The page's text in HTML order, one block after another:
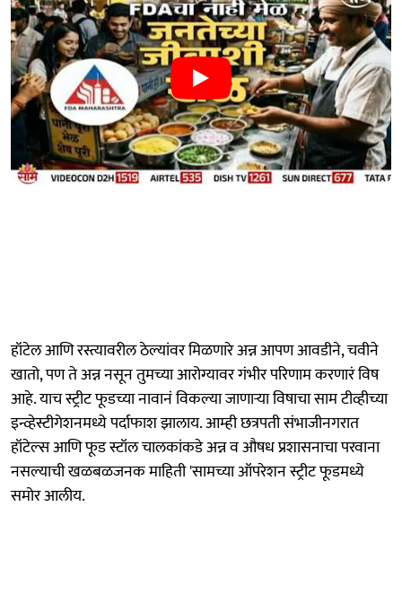
हॉटेल आणि रस्त्यावरील ठेल्यांवर मिळणारे अन्न आपण आवडीने, चवीने
खातो, पण ते अन्न नसून तुमच्या आरोग्यावर गंभीर परिणाम करणारं विष
आहे. याच स्ट्रीट फूडच्या नावानं विकल्या जाणाऱ्या विषाचा साम टीव्हीच्या
इन्व्हेस्टीगेशनमध्ये पर्दाफाश झालाय. आम्ही छत्रपती संभाजीनगरात
हॉटेल्स आणि फूड स्टॉल चालकांकडे अन्न व औषध प्रशासनाचा परवाना
नसल्याची खळबळजनक माहिती 'सामच्या ऑपरेशन स्ट्रीट फूडमध्ये
समोर आलीय.